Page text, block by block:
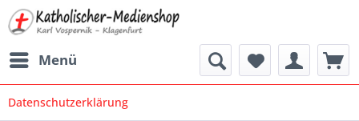
Menü
Datenschutzerklärung